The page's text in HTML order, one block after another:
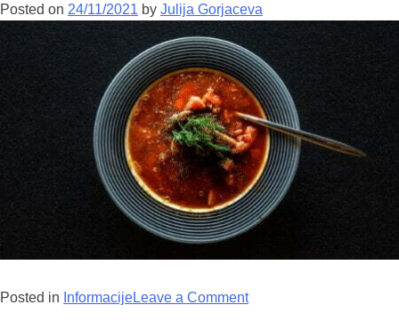
Posted on 24/11/2021 by Julija Gorjaceva
Posted in InformacijeLeave a Commenton Gde probati boršč?